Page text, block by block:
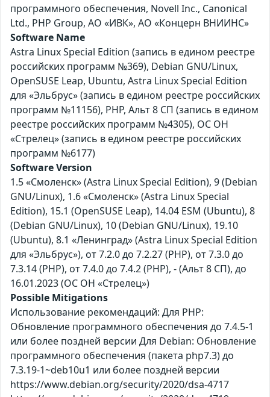
программного обеспечения, Novell Inc., Canonical
Ltd., PHP Group, АО «ИВК», АО «Концерн ВНИИНС»
Software Name
Astra Linux Special Edition (запись в едином реестре
российских программ №369), Debian GNU/Linux,
OpenSUSE Leap, Ubuntu, Astra Linux Special Edition
для «Эльбрус» (запись в едином реестре российских
программ №11156), PHP, Альт 8 СП (запись в едином
реестре российских программ №4305), ОС ОН
«Стрелец» (запись в едином реестре российских
программ №6177)
Software Version
1.5 «Смоленск» (Astra Linux Special Edition), 9 (Debian
GNU/Linux), 1.6 «Смоленск» (Astra Linux Special
Edition), 15.1 (OpenSUSE Leap), 14.04 ESM (Ubuntu), 8
(Debian GNU/Linux), 10 (Debian GNU/Linux), 19.10
(Ubuntu), 8.1 «Ленинград» (Astra Linux Special Edition
для «Эльбрус»), от 7.2.0 до 7.2.27 (PHP), от 7.3.0 до
7.3.14 (PHP), от 7.4.0 до 7.4.2 (PHP), - (Альт 8 СП), до
16.01.2023 (ОС ОН «Стрелец»)
Possible Mitigations
Использование рекомендаций: Для PHP:
Обновление программного обеспечения до 7.4.5-1
или более поздней версии Для Debian: Обновление
программного обеспечения (пакета php7.3) до
7.3.19-1~deb10u1 или более поздней версии
https://www.debian.org/security/2020/dsa-4717